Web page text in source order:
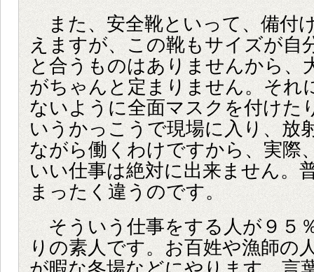
また、安全靴といって、備付
えますが、この靴もサイズが自
と合うものはありませんから、
がちゃんと定まりません。それ
ないように全面マスクを付けた
いうかっこうで現場に入り、放
ながら働くわけですから、実際
いい仕事は絶対に出来ません。
まったく違うのです。
そういう仕事をする人が９５
りの素人です。お百姓や漁師の